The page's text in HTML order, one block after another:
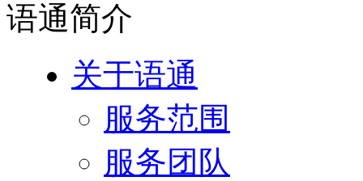
语通简介
关于语通
服务范围
服务团队